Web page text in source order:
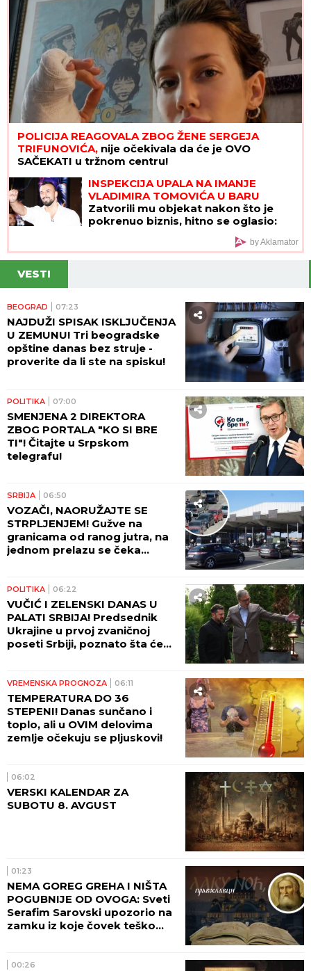
POLICIJA REAGOVALA ZBOG ŽENE SERGEJA
TRIFUNOVIĆA, nije očekivala da će je OVO
SAČEKATI u tržnom centru!
INSPEKCIJA UPALA NA IMANJE
VLADIMIRA TOMOVIĆA U BARU
Zatvorili mu objekat nakon što je
pokrenuo biznis, hitno se oglasio:
by Aklamator
VESTI
BEOGRAD 07:23
NAJDUŽI SPISAK ISKLJUČENJA
U ZEMUNU! Tri beogradske
opštine danas bez struje -
proverite da li ste na spisku!
POLITIKA 07:00
SMENJENA 2 DIREKTORA
ZBOG PORTALA "KO SI BRE
TI"! Čitajte u Srpskom
telegrafu!
SRBIJA 06:50
VOZAČI, NAORUŽAJTE SE
STRPLJENJEM! Gužve na
granicama od ranog jutra, na
jednom prelazu se čeka
POLITIKA 06:22
VUČIĆ I ZELENSKI DANAS U
PALATI SRBIJA! Predsednik
Ukrajine u prvoj zvaničnoj
poseti Srbiji, poznato šta će
VREMENSKA PROGNOZA 06:11
TEMPERATURA DO 36
STEPENI! Danas sunčano i
toplo, ali u OVIM delovima
zemlje očekuju se pljuskovi!
06:02
VERSKI KALENDAR ZA
SUBOTU 8. AVGUST
01:23
NEMA GOREG GREHA I NIŠTA
POGUBNIJE OD OVOGA: Sveti
Serafim Sarovski upozorio na
zamku iz koje čovek teško
00:26